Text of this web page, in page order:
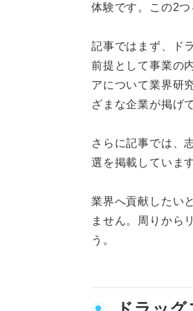
体験です。この2
記事ではまず、ド
前提として事業の
アについて業界研
ざまな企業が掲げ
さらに記事では、
選を掲載しています
業界へ貢献したい
ません。周りから
う。